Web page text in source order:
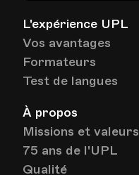
Lieu1005, Lausanne
Av. de Cour 33
Date05.06.2024
L'expérience UPL
Vos avantages
Formateurs
Test de langues
À propos
Missions et valeurs
75 ans de l'UPL
Qualité